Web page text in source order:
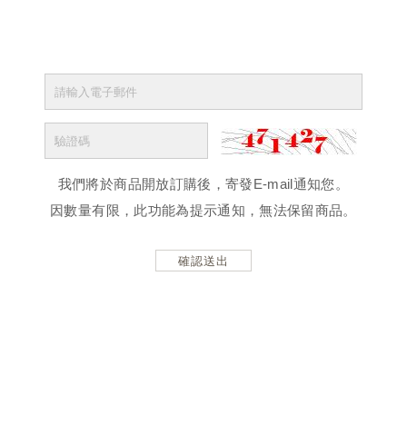
我們將於商品開放訂購後，寄發E-mail通知您。
因數量有限，此功能為提示通知，無法保留商品。
確認送出